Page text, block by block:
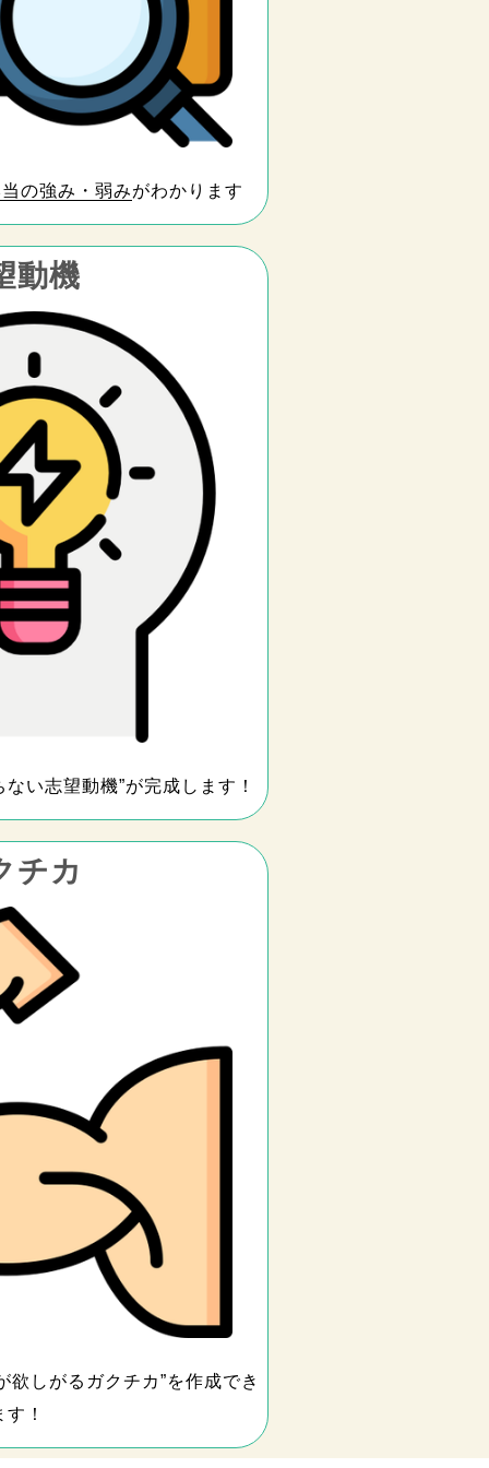
の強み・弱みがわかります
動機
ない志望動機”が完成します！
チカ
欲しがるガクチカ”を作成でき
す！